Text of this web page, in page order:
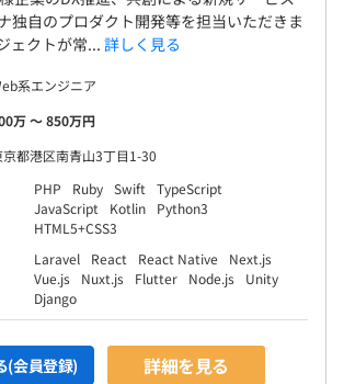
独自のプロダクト開発等を担当いただきま
ェクトが常... 詳しく見る
系エンジニア
万 〜 850万円
京都港区南青山3丁目1-30
PHP Ruby Swift
TypeScript
JavaScript
Kotlin
Python3
HTML5+CSS3
Laravel React React Native
Next.js
Vue.js
Nuxt.js Flutter Node.js
Unity
Django
(会員登録) 詳細を見る